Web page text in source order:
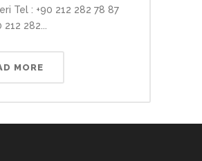
Tel : +90 212 282 78 87
212 282...
MORE